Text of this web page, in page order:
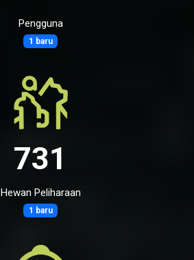
Pengguna
1 baru
731
Hewan Peliharaan
1 baru